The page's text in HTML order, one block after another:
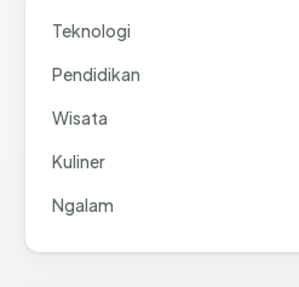
Teknologi
Pendidikan
Wisata
Kuliner
Ngalam